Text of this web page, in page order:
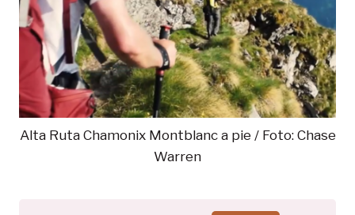
Alta Ruta Chamonix Montblanc a pie / Foto: Chase
Warren